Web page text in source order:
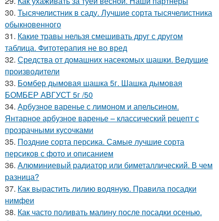
30. Тысячелистник в саду. Лучшие сорта тысячелистника
обыкновенного
31. Какие травы нельзя смешивать друг с другом
таблица. Фитотерапия не во вред
32. Средства от домашних насекомых шашки. Ведущие
производители
33. Бомбер дымовая шашка 5г. Шашка дымовая
БОМБЕР АВГУСТ 5г /50
34. Арбузное варенье с лимоном и апельсином.
Янтарное арбузное варенье – классический рецепт с
прозрачными кусочками
35. Поздние сорта персика. Самые лучшие сорта
персиков с фото и описанием
36. Алюминиевый радиатор или биметаллический. В чем
разница?
37. Как вырастить лилию водяную. Правила посадки
нимфеи
38. Как часто поливать малину после посадки осенью.